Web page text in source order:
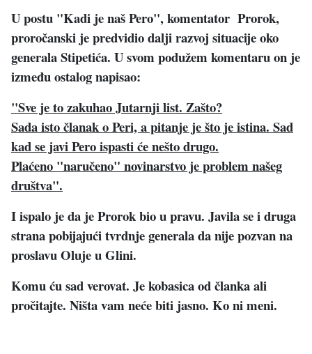
U postu "Kadi je naš Pero", komentator Prorok,
proročanski je predvidio dalji razvoj situacije oko
generala Stipetića. U svom podužem komentaru on je
između ostalog napisao:
"Sve je to zakuhao Jutarnji list. Zašto?
Sada isto članak o Peri, a pitanje je što je istina. Sad
kad se javi Pero ispasti će nešto drugo.
Plaćeno "naručeno" novinarstvo je problem našeg
društva".
I ispalo je da je Prorok bio u pravu. Javila se i druga
stranapobijajući tvrdnje generala da nije pozvan na
proslavu Oluje u Glini.
Komu ću sad verovat. Je kobasica od članka ali
pročitajte. Ništa vam neće biti jasno. Ko ni meni.